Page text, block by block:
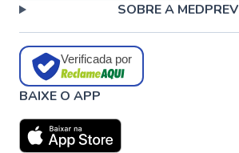
SOBRE A MEDPREV
Verificada por
BAIXE O APP